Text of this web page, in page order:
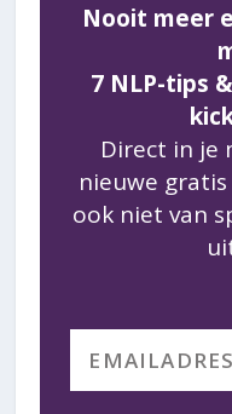
Nooit meer
7 NLP-tips
Direct in je
nieuwe
ook niet van